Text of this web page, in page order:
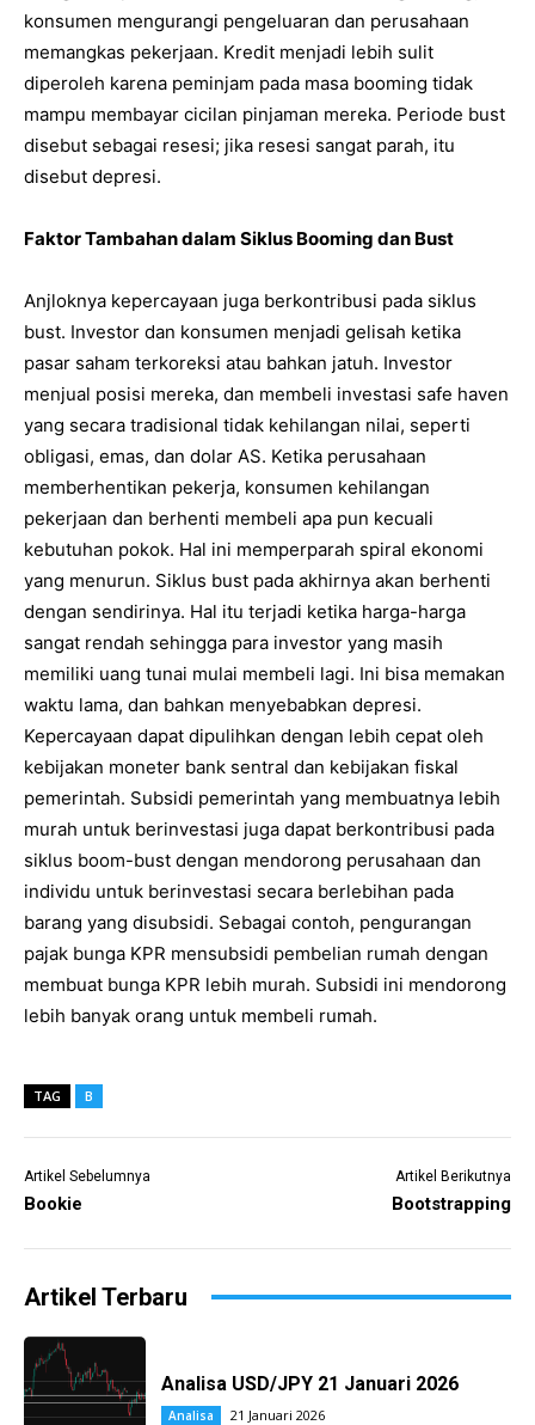
konsumen mengurangi pengeluaran dan perusahaan
memangkas pekerjaan. Kredit menjadi lebih sulit
diperoleh karena peminjam pada masa booming tidak
mampu membayar cicilan pinjaman mereka. Periode bust
disebut sebagai resesi; jika resesi sangat parah, itu
disebut depresi.
Faktor Tambahan dalam Siklus Booming dan Bust
Anjloknya kepercayaan juga berkontribusi pada siklus
bust. Investor dan konsumen menjadi gelisah ketika
pasar saham terkoreksi atau bahkan jatuh. Investor
menjual posisi mereka, dan membeli investasi safe haven
yang secara tradisional tidak kehilangan nilai, seperti
obligasi, emas, dan dolar AS. Ketika perusahaan
memberhentikan pekerja, konsumen kehilangan
pekerjaan dan berhenti membeli apa pun kecuali
kebutuhan pokok. Hal ini memperparah spiral ekonomi
yang menurun. Siklus bust pada akhirnya akan berhenti
dengan sendirinya. Hal itu terjadi ketika harga-harga
sangat rendah sehingga para investor yang masih
memiliki uang tunai mulai membeli lagi. Ini bisa memakan
waktu lama, dan bahkan menyebabkan depresi.
Kepercayaan dapat dipulihkan dengan lebih cepat oleh
kebijakan moneter bank sentral dan kebijakan fiskal
pemerintah. Subsidi pemerintah yang membuatnya lebih
murah untuk berinvestasi juga dapat berkontribusi pada
siklus boom-bust dengan mendorong perusahaan dan
individu untuk berinvestasi secara berlebihan pada
barang yang disubsidi. Sebagai contoh, pengurangan
pajak bunga KPR mensubsidi pembelian rumah dengan
membuat bunga KPR lebih murah. Subsidi ini mendorong
lebih banyak orang untuk membeli rumah.
TAG B
Artikel Sebelumnya
Bookie
Artikel Berikutnya
Bootstrapping
Artikel Terbaru
Analisa USD/JPY 21 Januari 2026
Analisa 21 Januari 2026